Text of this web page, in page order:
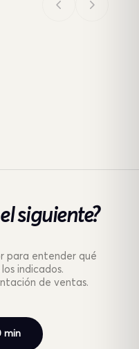
siguiente?
para entender qué
indicados.
de ventas.
min